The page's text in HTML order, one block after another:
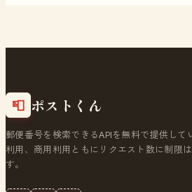
📮 ポストくん
郵便番号を検索できるAPIを無料で提供して
利用、商用利用ともにリクエスト数に制限
す。